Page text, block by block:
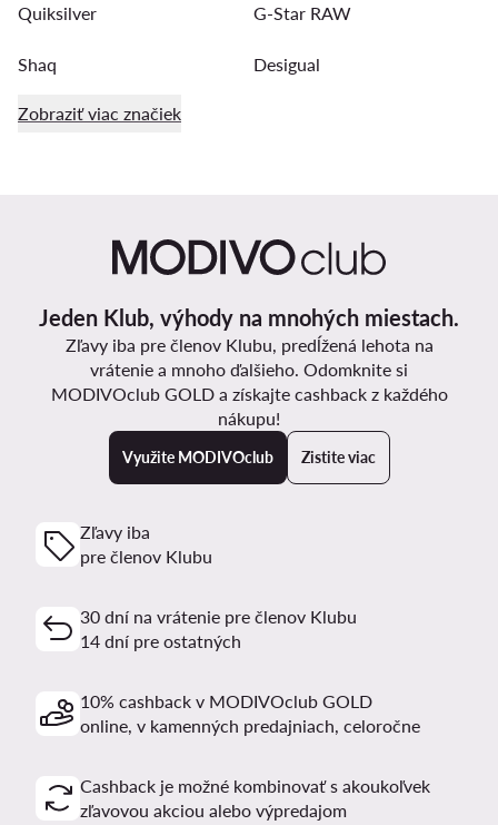
Quiksilver G-Star RAW
Shaq Desigual
Zobraziť viac značiek
Jeden Klub, výhody na mnohých miestach.
Zľavy iba pre členov Klubu, predĺžená lehota na
vrátenie a mnoho ďalšieho. Odomknite si
MODIVOclub GOLD a získajte cashback z každého
nákupu!
Využite MODIVOclub Zistite viac
Zľavy iba
pre členov Klubu
30 dní na vrátenie pre členov Klubu
14 dní pre ostatných
10% cashback v MODIVOclub GOLD
online, v kamenných predajniach, celoročne
Cashback je možné kombinovať s akoukoľvek
zľavovou akciou alebo výpredajom